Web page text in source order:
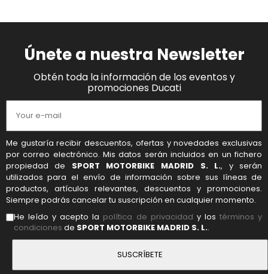
Únete a nuestra Newsletter
Obtén toda la información de los eventos y
promociones Ducati
Me gustaría recibir descuentos, ofertas y novedades exclusivas
por correo electrónico. Mis datos serán incluidos en un fichero
propiedad de SPORT MOTORBIKE MADRID S. L., y serán
utilizados para el envío de información sobre sus líneas de
productos, artículos relevantes, descuentos y promociones.
Siempre podrás cancelar tu suscripción en cualquier momento.
He leído y acepto la política de privacidad y lostérminos y
condiciones de SPORT MOTORBIKE MADRID S. L..